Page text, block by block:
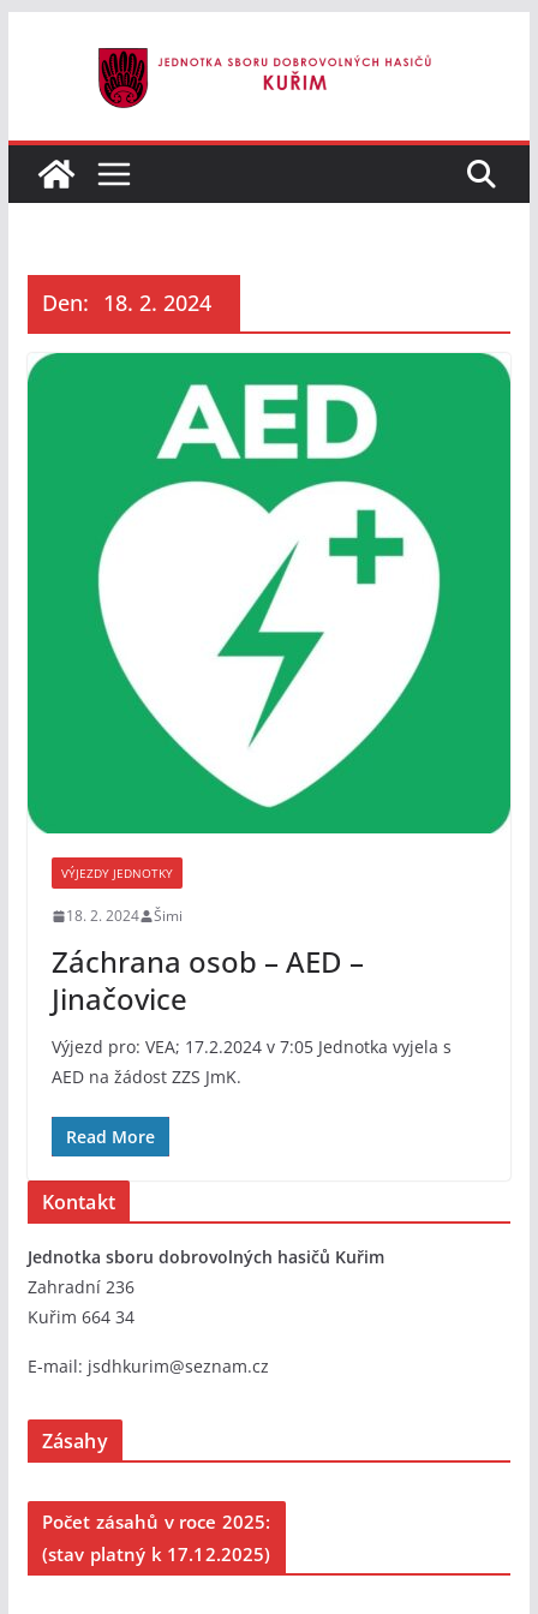
Den: 18. 2. 2024
VÝJEZDY JEDNOTKY
18. 2. 2024 Šimi
Záchrana osob – AED –
Jinačovice
Výjezd pro: VEA; 17.2.2024 v 7:05 Jednotka vyjela s
AED na žádost ZZS JmK.
Read More
Kontakt
Jednotka sboru dobrovolných hasičů Kuřim
Zahradní 236
Kuřim 664 34
E-mail: jsdhkurim@seznam.cz
Zásahy
Počet zásahů v roce 2025:
(stav platný k 17.12.2025)